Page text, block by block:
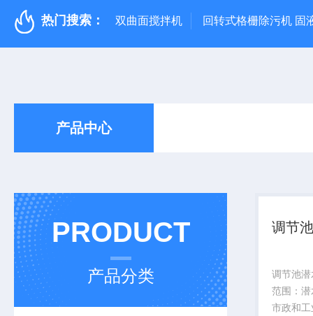
热门搜索： 双曲面搅拌机 回转式格栅除污机 固
产品中心
PRODUCT
产品分类
调节
调节池
范围：
市政和